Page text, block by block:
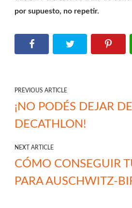
por supuesto, no repetir.
PREVIOUS ARTICLE
¡NO PODÉS DEJAR
DECATHLON!
NEXT ARTICLE
CÓMO CONSEGUIR
PARA AUSCHWITZ-